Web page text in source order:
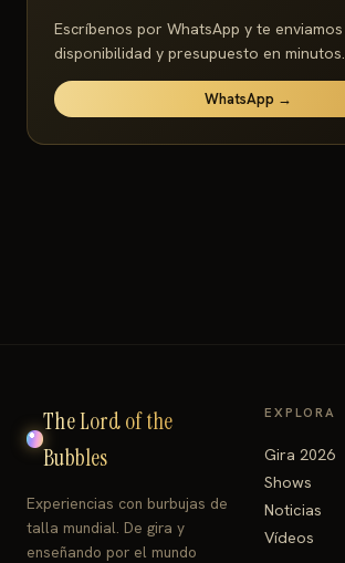
Escríbenos por WhatsApp y te enviamos
disponibilidad y presupuesto en minutos.
WhatsApp →
The Lord of the
Bubbles
Experiencias con burbujas de
talla mundial. De gira y
enseñando por el mundo
EXPLORA
Gira 2026
Shows
Noticias
Vídeos